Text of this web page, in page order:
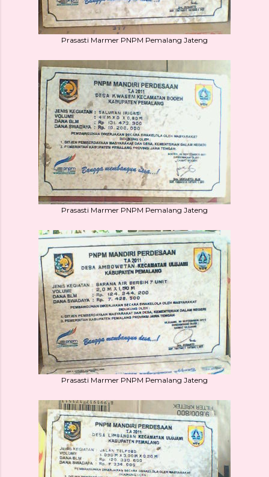
Prasasti Marmer PNPM Pemalang Jateng
Prasasti Marmer PNPM Pemalang Jateng
Prasasti Marmer PNPM Pemalang Jateng